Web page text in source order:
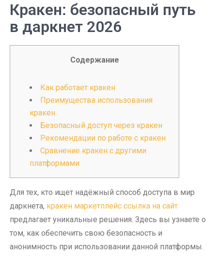
Кракен: безопасный путь
в даркнет 2026
Содержание
Как работает кракен
Преимущества использования
кракен
Безопасный доступ через кракен
Рекомендации по работе с кракен
Сравнение кракен с другими
платформами
Для тех, кто ищет надёжный способ доступа в мир
даркнета, кракен маркетплейс ссылка на сайт
предлагает уникальные решения. Здесь вы узнаете о
том, как обеспечить свою безопасность и
анонимность при использовании данной платформы.